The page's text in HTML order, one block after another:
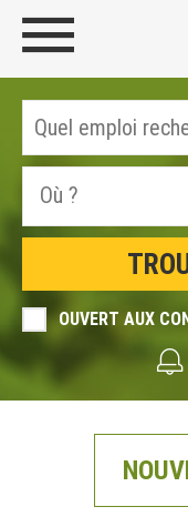
OUVERT AUX